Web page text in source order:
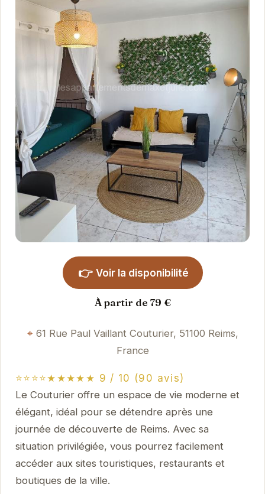
👉 Voir la disponibilité
À partir de 79 €
61 Rue Paul Vaillant Couturier, 51100 Reims,
France
⭐⭐⭐⭐★★★★★ 9 / 10 (90 avis)
Le Couturier offre un espace de vie moderne et
élégant, idéal pour se détendre après une
journée de découverte de Reims. Avec sa
situation privilégiée, vous pourrez facilement
accéder aux sites touristiques, restaurants et
boutiques de la ville.